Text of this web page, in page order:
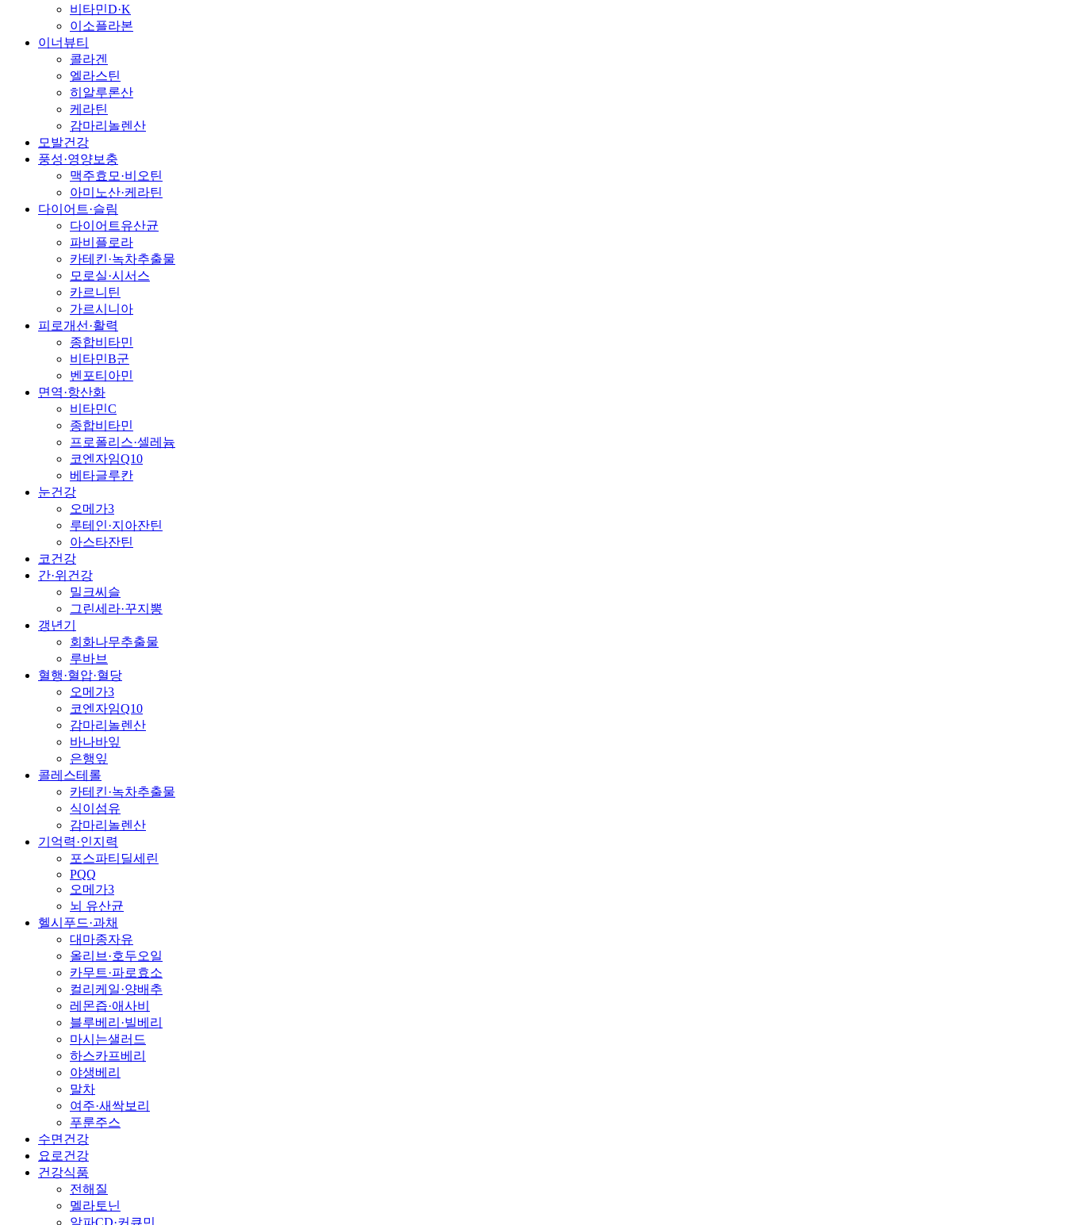
비타민D·K
이소플라본
이너뷰티
콜라겐
엘라스틴
히알루론산
케라틴
감마리놀렌산
모발건강
풍성·영양보충
맥주효모·비오틴
아미노산·케라틴
다이어트·슬림
다이어트유산균
파비플로라
카테킨·녹차추출물
모로실·시서스
카르니틴
가르시니아
피로개선·활력
종합비타민
비타민B군
벤포티아민
면역·항산화
비타민C
종합비타민
프로폴리스·셀레늄
코엔자임Q10
베타글루칸
눈건강
오메가3
루테인·지아잔틴
아스타잔틴
코건강
간·위건강
밀크씨슬
그린세라·꾸지뽕
갱년기
회화나무추출물
루바브
혈행·혈압·혈당
오메가3
코엔자임Q10
감마리놀렌산
바나바잎
은행잎
콜레스테롤
카테킨·녹차추출물
식이섬유
감마리놀렌산
기억력·인지력
포스파티딜세린
PQQ
오메가3
뇌 유산균
헬시푸드·과채
대마종자유
올리브·호두오일
카무트·파로효소
컬리케일·양배추
레몬즙·애사비
블루베리·빌베리
마시는샐러드
하스카프베리
야생베리
말차
여주·새싹보리
푸룬주스
수면건강
요로건강
건강식품
전해질
멜라토닌
알파CD·커큐민